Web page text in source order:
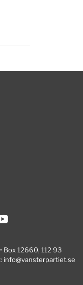
Box 12660, 112 93
info@vansterpartiet.se